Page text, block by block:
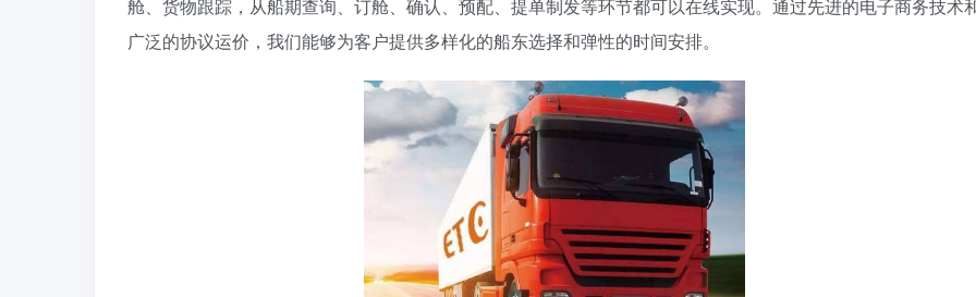
舱、货物跟踪，从船期查询、订舱、确认、预配、提单制发等环节都可以在线实现。通过先进的电子商务技术
广泛的协议运价，我们能够为客户提供多样化的船东选择和弹性的时间安排。